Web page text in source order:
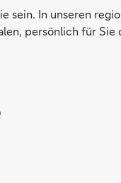
sein. In unseren
persönlich für Sie